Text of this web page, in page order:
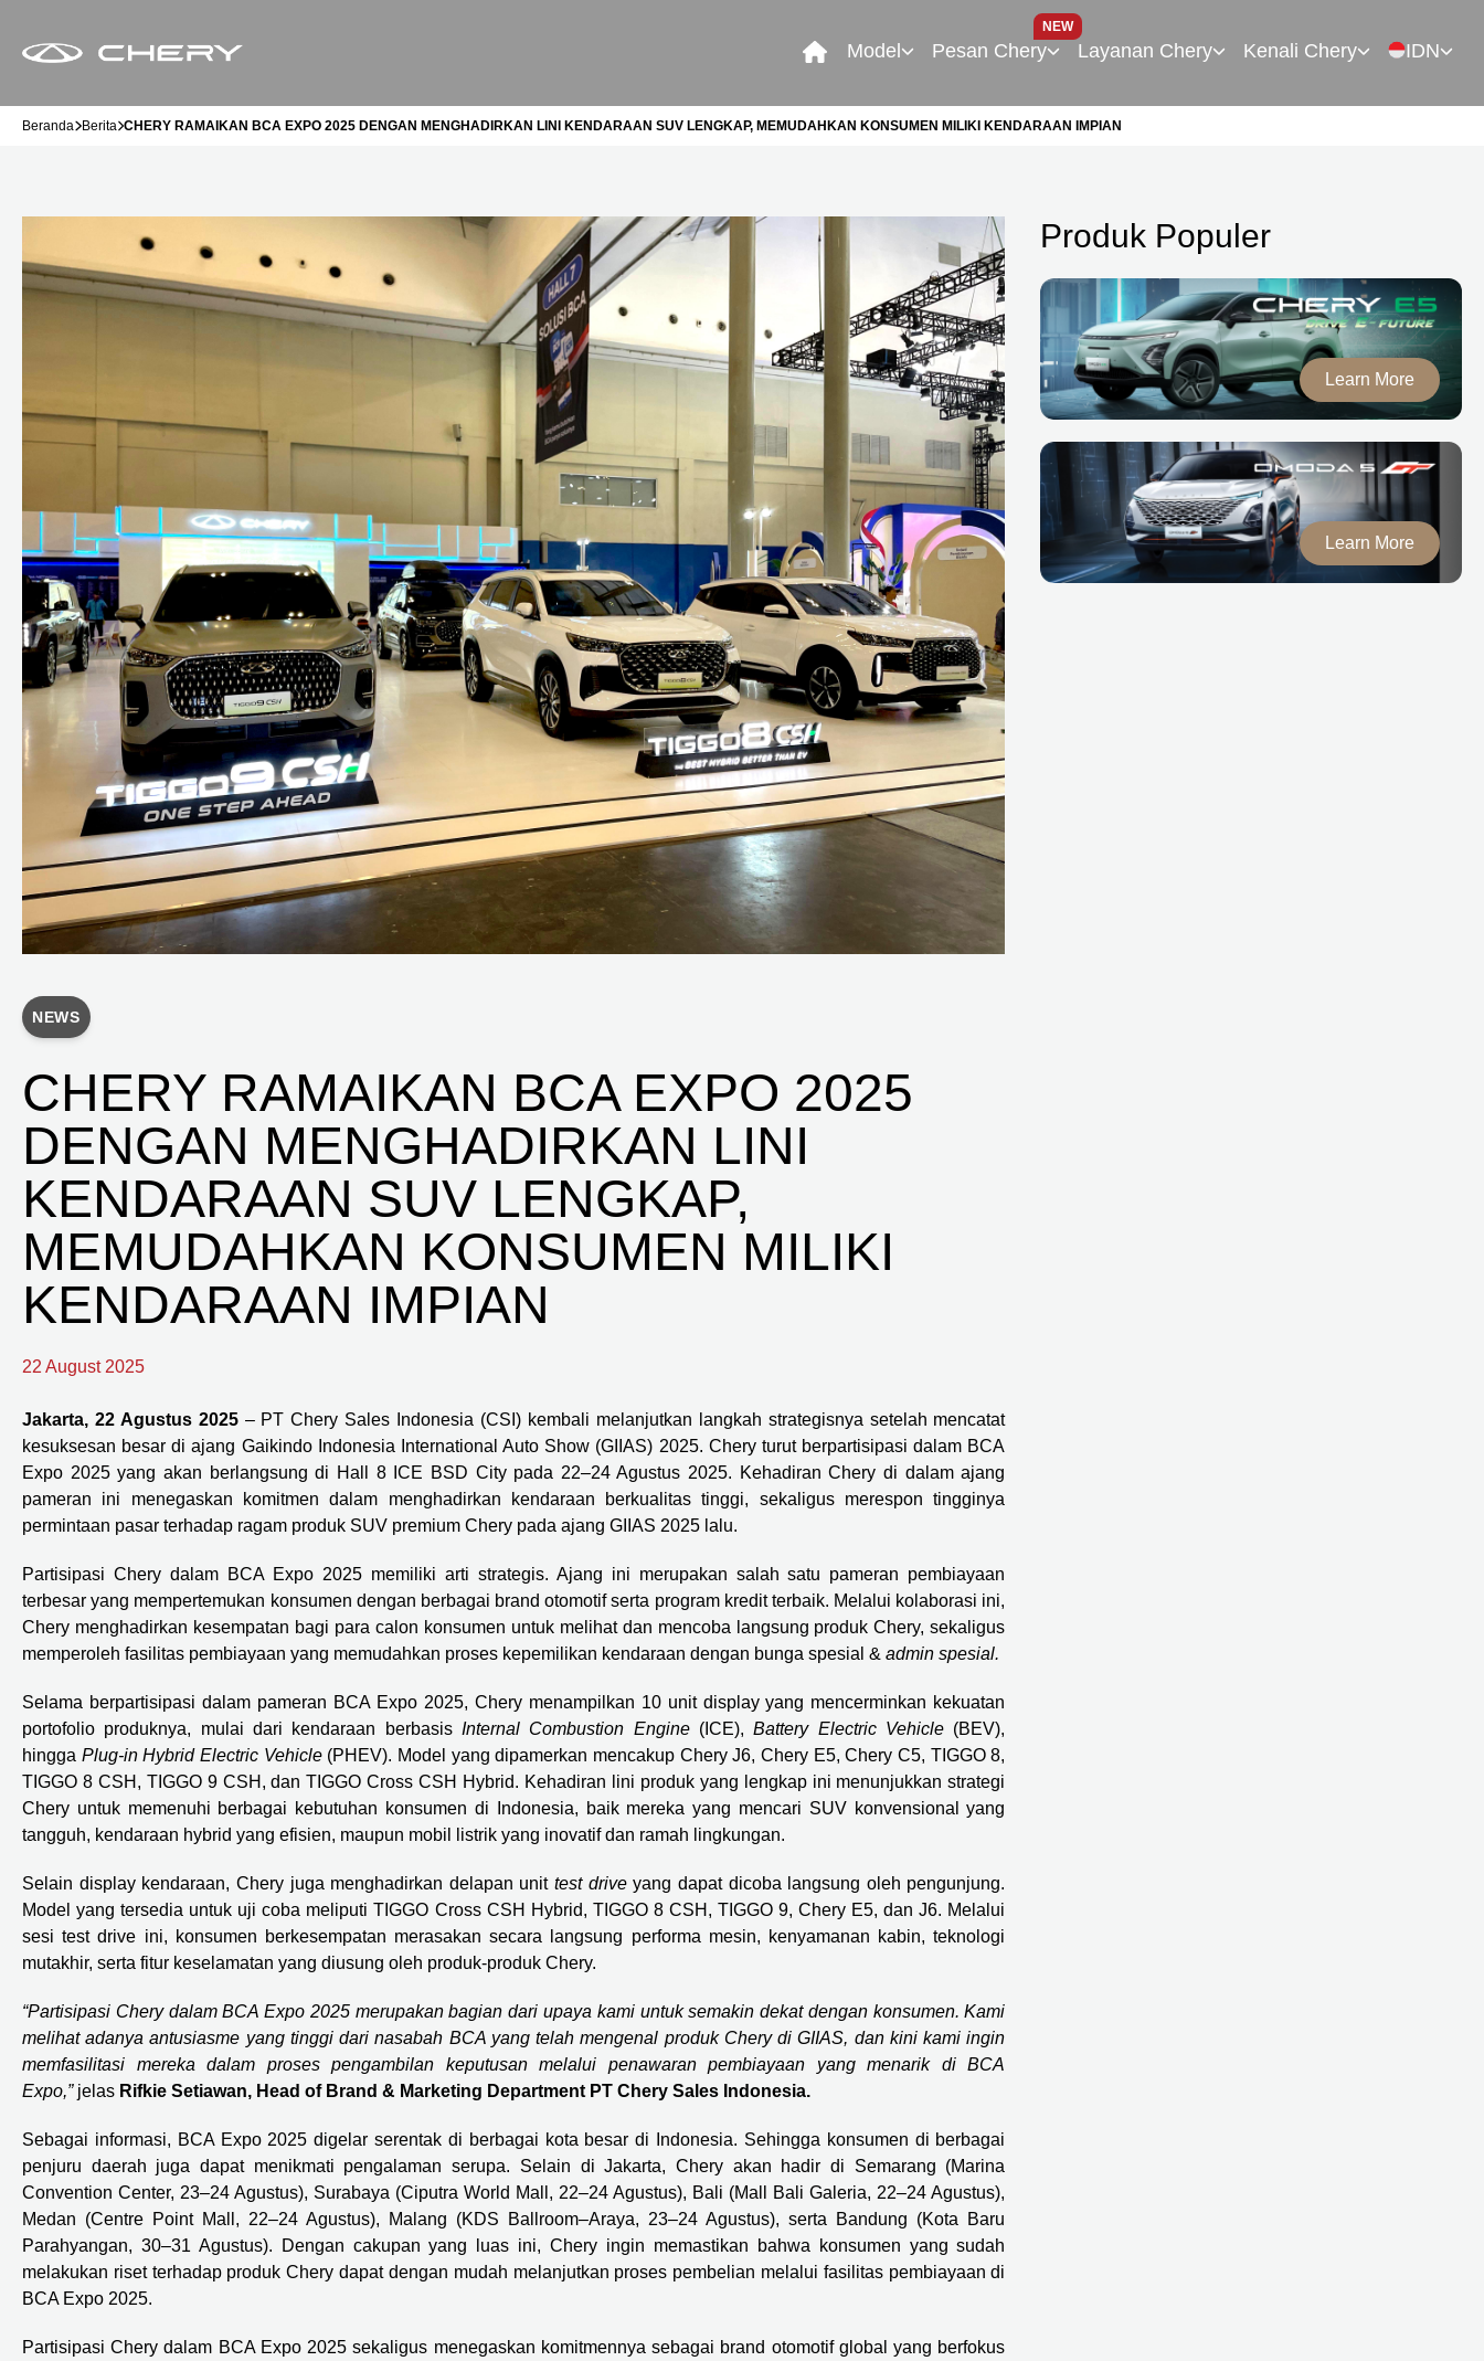
Model Pesan Chery
NEW
Layanan Chery Kenali Chery IDN
Beranda Berita CHERY RAMAIKAN BCA EXPO 2025 DENGAN MENGHADIRKAN LINI KENDARAAN SUV LENGKAP, MEMUDAHKAN KONSUMEN MILIKI KENDARAAN IMPIAN
NEWS
CHERY RAMAIKAN BCA EXPO 2025
DENGAN MENGHADIRKAN LINI
KENDARAAN SUV LENGKAP,
MEMUDAHKAN KONSUMEN MILIKI
KENDARAAN IMPIAN
22 August 2025
Jakarta, 22 Agustus 2025 – PT Chery Sales Indonesia (CSI) kembali melanjutkan langkah strategisnya setelah mencatat
kesuksesan besar di ajang Gaikindo Indonesia International Auto Show (GIIAS) 2025. Chery turut berpartisipasi dalam BCA
Expo 2025 yang akan berlangsung di Hall 8 ICE BSD City pada 22–24 Agustus 2025. Kehadiran Chery di dalam ajang
pameran ini menegaskan komitmen dalam menghadirkan kendaraan berkualitas tinggi, sekaligus merespon tingginya
permintaan pasar terhadap ragam produk SUV premium Chery pada ajang GIIAS 2025 lalu.
Partisipasi Chery dalam BCA Expo 2025 memiliki arti strategis. Ajang ini merupakan salah satu pameran pembiayaan
terbesar yang mempertemukan konsumen dengan berbagai brand otomotif serta program kredit terbaik. Melalui kolaborasi ini,
Chery menghadirkan kesempatan bagi para calon konsumen untuk melihat dan mencoba langsung produk Chery, sekaligus
memperoleh fasilitas pembiayaan yang memudahkan proses kepemilikan kendaraan dengan bunga spesial & admin spesial.
Selama berpartisipasi dalam pameran BCA Expo 2025, Chery menampilkan 10 unit display yang mencerminkan kekuatan
portofolio produknya, mulai dari kendaraan berbasis Internal Combustion Engine(ICE),Battery Electric Vehicle (BEV),
hingga Plug-in Hybrid Electric Vehicle(PHEV). Model yang dipamerkan mencakup Chery J6, Chery E5, Chery C5, TIGGO 8,
TIGGO 8 CSH, TIGGO 9 CSH, dan TIGGO Cross CSH Hybrid. Kehadiran lini produk yang lengkap ini menunjukkan strategi
Chery untuk memenuhi berbagai kebutuhan konsumen di Indonesia, baik mereka yang mencari SUV konvensional yang
tangguh, kendaraan hybrid yang efisien, maupun mobil listrik yang inovatif dan ramah lingkungan.
Selain display kendaraan, Chery juga menghadirkan delapan unittest driveyang dapat dicoba langsung oleh pengunjung.
Model yang tersedia untuk uji coba meliputi TIGGO Cross CSH Hybrid, TIGGO 8 CSH, TIGGO 9, Chery E5, dan J6. Melalui
sesi test drive ini, konsumen berkesempatan merasakan secara langsung performa mesin, kenyamanan kabin, teknologi
mutakhir, serta fitur keselamatan yang diusung oleh produk-produk Chery.
“Partisipasi Chery dalam BCA Expo 2025 merupakan bagian dari upaya kami untuk semakin dekat dengan konsumen. Kami
melihat adanya antusiasme yang tinggi dari nasabah BCA yang telah mengenal produk Chery di GIIAS, dan kini kami ingin
memfasilitasi mereka dalam proses pengambilan keputusan melalui penawaran pembiayaan yang menarik di BCA
Expo,” jelas Rifkie Setiawan, Head of Brand & Marketing Department PT Chery Sales Indonesia.
Sebagai informasi, BCA Expo 2025 digelar serentak di berbagai kota besar di Indonesia. Sehingga konsumen di berbagai
penjuru daerah juga dapat menikmati pengalaman serupa. Selain di Jakarta, Chery akan hadir di Semarang (Marina
Convention Center, 23–24 Agustus), Surabaya (Ciputra World Mall, 22–24 Agustus), Bali (Mall Bali Galeria, 22–24 Agustus),
Medan (Centre Point Mall, 22–24 Agustus), Malang (KDS Ballroom–Araya, 23–24 Agustus), serta Bandung (Kota Baru
Parahyangan, 30–31 Agustus). Dengan cakupan yang luas ini, Chery ingin memastikan bahwa konsumen yang sudah
melakukan riset terhadap produk Chery dapat dengan mudah melanjutkan proses pembelian melalui fasilitas pembiayaan di
BCA Expo 2025.
Partisipasi Chery dalam BCA Expo 2025 sekaligus menegaskan komitmennya sebagai brand otomotif global yang berfokus
Produk Populer
Learn More
Learn More